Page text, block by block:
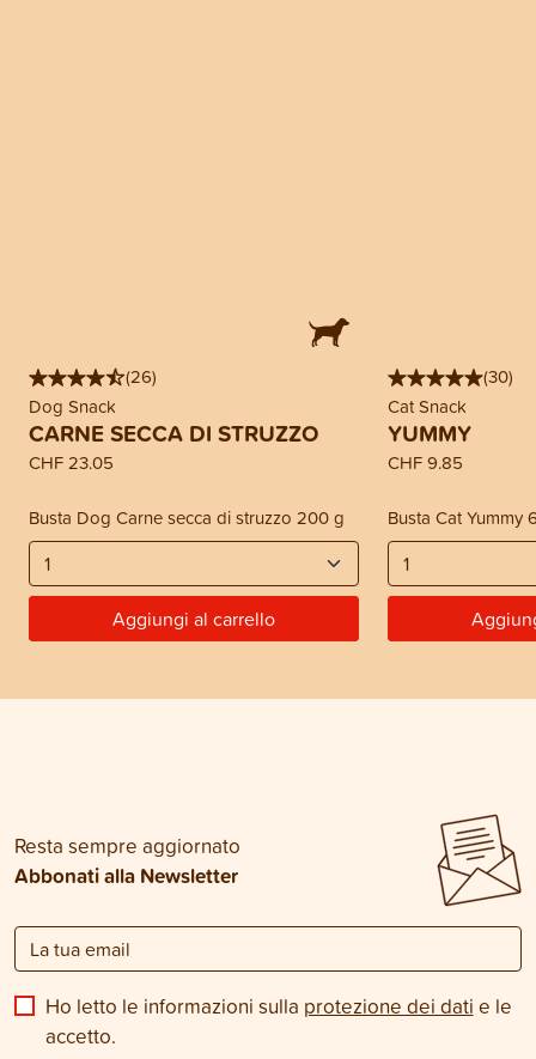
(26)
Dog Snack
CARNE SECCA DI STRUZZO
CHF 23.05
Busta Dog Carne secca di struzzo 200 g
Aggiungi al carrello
(30)
Cat Snack
YUMMY
CHF 9.85
Busta Cat Yummy
Resta sempre aggiornato
Abbonati alla Newsletter
Ho letto le informazioni sulla protezione dei dati e le
accetto.